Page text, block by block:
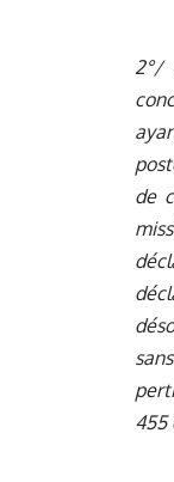
2°/
de
455